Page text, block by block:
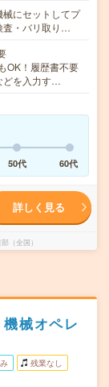
にセットしてプ
査・バリ取り…
OK！履歴書不要
どを入力す…
50代 60代
詳しく見る
（全国）
械オペレ
残業なし